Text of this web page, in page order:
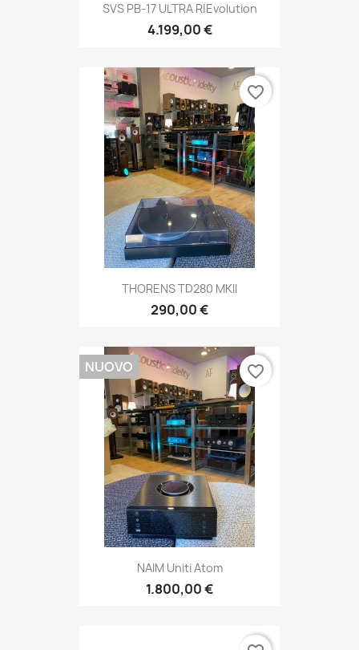
SVS PB-17 ULTRA R|Evolution
4.199,00 €
THORENS TD280 MKII
290,00 €
favorite_border
NAIM Uniti Atom
1.800,00 €
NUOVO favorite_border